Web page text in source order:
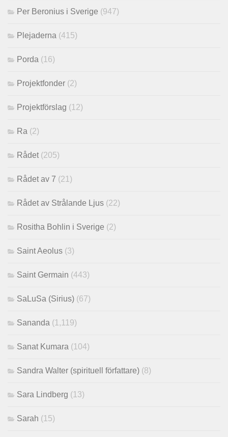
Per Beronius i Sverige (947)
Plejaderna (415)
Porda (16)
Projektfonder (2)
Projektförslag (12)
Ra (2)
Rådet (205)
Rådet av 7 (21)
Rådet av Strålande Ljus (22)
Rositha Bohlin i Sverige (2)
Saint Aeolus (3)
Saint Germain (443)
SaLuSa (Sirius) (67)
Sananda (1,119)
Sanat Kumara (104)
Sandra Walter (spirituell författare) (8)
Sara Lindberg (13)
Sarah (15)